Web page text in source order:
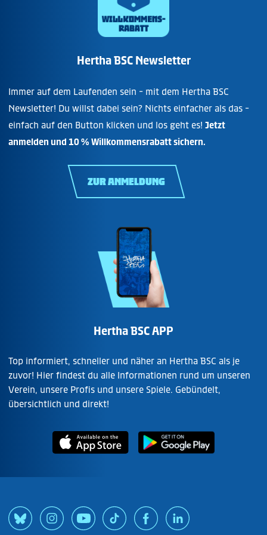
Hertha BSC Newsletter
Immer auf dem Laufenden sein - mit dem Hertha BSC
Newsletter! Du willst dabei sein? Nichts einfacher als das -
einfach auf den Button klicken und los geht es! Jetzt
anmelden und 10 % Willkommensrabatt sichern.
ZUR ANMELDUNG
Hertha BSC APP
Top informiert, schneller und näher an Hertha BSC als je
zuvor! Hier findest du alle Informationen rund um unseren
Verein, unsere Profis und unsere Spiele. Gebündelt,
übersichtlich und direkt!